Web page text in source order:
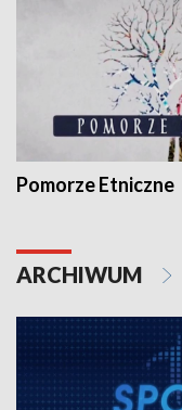
Pomorze Etniczne
ARCHIWUM